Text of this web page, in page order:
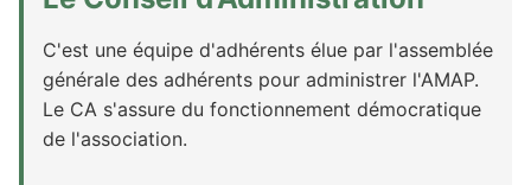
C'est une équipe d'adhérents élue par l'assemblée
générale des adhérents pour administrer l'AMAP.
Le CA s'assure du fonctionnement démocratique
de l'association.